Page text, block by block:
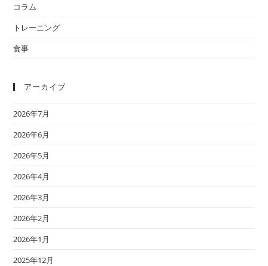
コラム
トレーニング
食事
アーカイブ
2026年7月
2026年6月
2026年5月
2026年4月
2026年3月
2026年2月
2026年1月
2025年12月